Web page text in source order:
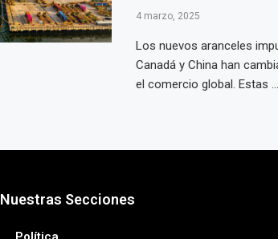
4 marzo, 2025
Los nuevos aranceles
Canadá y China han
el comercio global. Estas ...
Nuestras Secciones